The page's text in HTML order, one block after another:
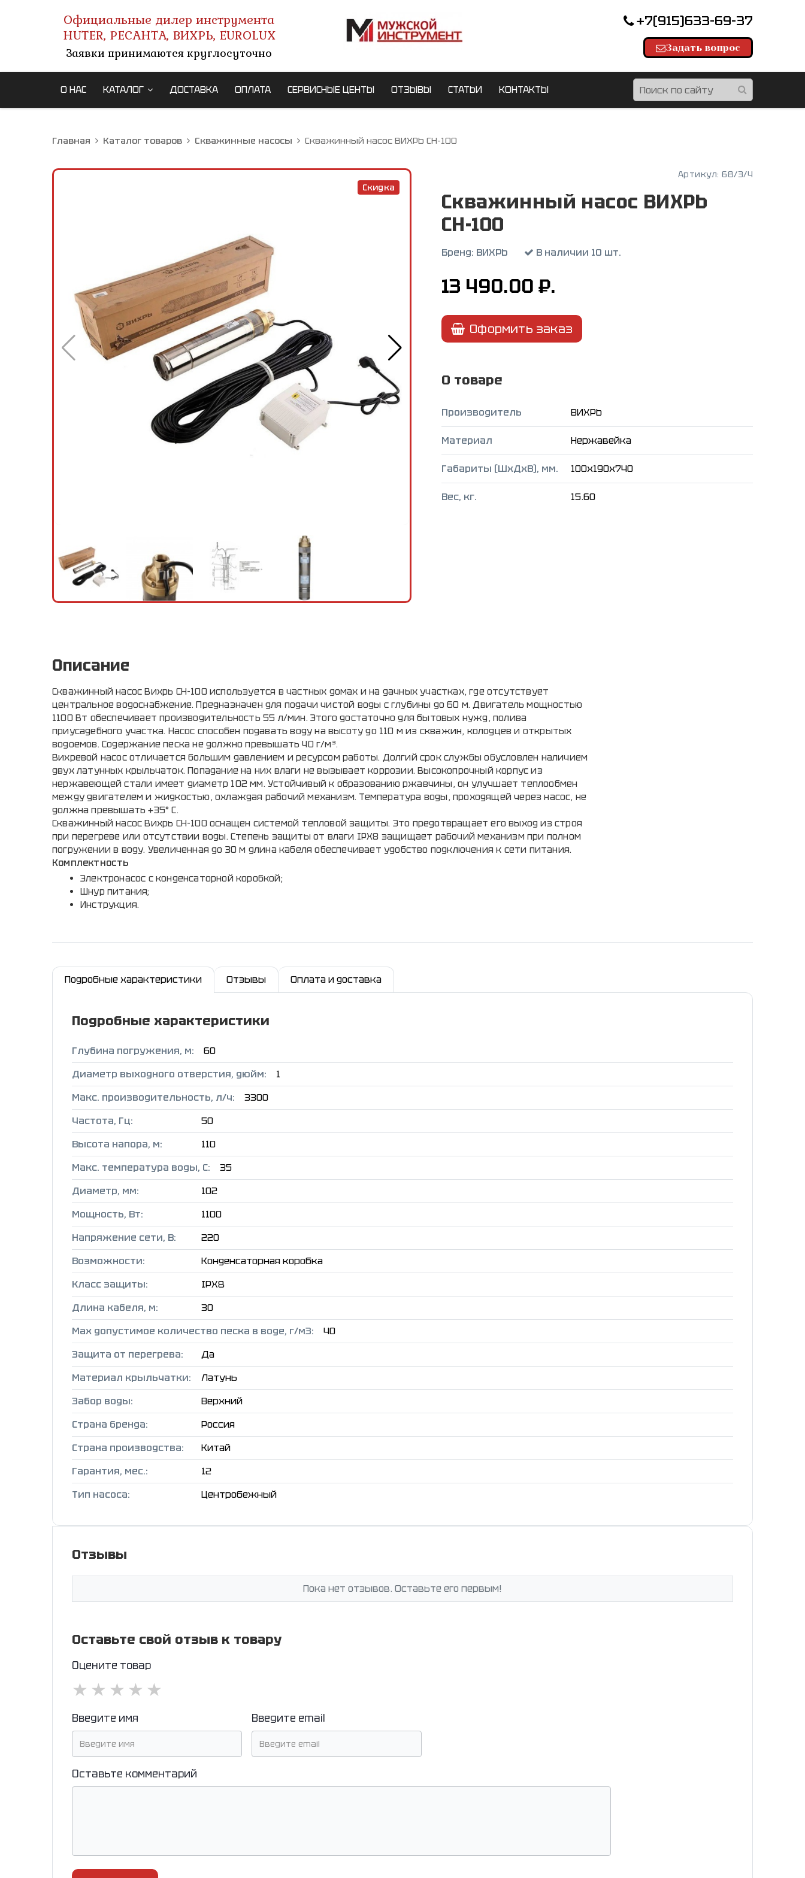
Официальные дилер инструмента
HUTER, РЕСАНТА, ВИХРЬ, EUROLUX
Заявки принимаются круглосуточно
+7(915)633-69-37
Задать вопрос
О НАС КАТАЛОГ ДОСТАВКА ОПЛАТА СЕРВИСНЫЕ ЦЕНТЫ ОТЗЫВЫ СТАТЬИ КОНТАКТЫ
Главная Каталог товаров Скважинные насосы Скважинный насос ВИХРЬ СН-100
Скидка
Артикул: 68/3/4
Скважинный насос ВИХРЬ
СН-100
Бренд: ВИХРЬ В наличии 10 шт.
13 490.00 ₽.
Оформить заказ
О товаре
Производитель ВИХРЬ
Материал Нержавейка
Габариты (ШxДxВ), мм. 100x190x740
Вес, кг. 15.60
Описание
Скважинный насос Вихрь СН-100 используется в частных домах и на дачных участках, где отсутствует
центральное водоснабжение. Предназначен для подачи чистой воды с глубины до 60 м. Двигатель мощностью
1100 Вт обеспечивает производительность 55 л/мин. Этого достаточно для бытовых нужд, полива
приусадебного участка. Насос способен подавать воду на высоту до 110 м из скважин, колодцев и открытых
водоемов. Содержание песка не должно превышать 40 г/м³.
Вихревой насос отличается большим давлением и ресурсом работы. Долгий срок службы обусловлен наличием
двух латунных крыльчаток. Попадание на них влаги не вызывает коррозии. Высокопрочный корпус из
нержавеющей стали имеет диаметр 102 мм. Устойчивый к образованию ржавчины, он улучшает теплообмен
между двигателем и жидкостью, охлаждая рабочий механизм. Температура воды, проходящей через насос, не
должна превышать +35° C.
Скважинный насос Вихрь СН-100 оснащен системой тепловой защиты. Это предотвращает его выход из строя
при перегреве или отсутствии воды. Степень защиты от влаги IPX8 защищает рабочий механизм при полном
погружении в воду. Увеличенная до 30 м длина кабеля обеспечивает удобство подключения к сети питания.
Комплектность
Электронасос с конденсаторной коробкой;
Шнур питания;
Инструкция.
Подробные характеристики Отзывы Оплата и доставка
Подробные характеристики
Глубина погружения, м:
60
Диаметр выходного отверстия, дюйм:
1
Макс. производительность, л/ч:
3300
Частота, Гц:
50
Высота напора, м:
110
Макс. температура воды, C:
35
Диаметр, мм:
102
Мощность, Вт:
1100
Напряжение сети, В:
220
Возможности:
Конденсаторная коробка
Класс защиты:
IPX8
Длина кабеля, м:
30
Max допустимое количество песка в воде, г/м3:
40
Защита от перегрева:
Да
Материал крыльчатки:
Латунь
Забор воды:
Верхний
Страна бренда:
Россия
Страна производства:
Китай
Гарантия, мес.:
12
Тип насоса:
Центробежный
Отзывы
Пока нет отзывов. Оставьте его первым!
Оставьте свой отзыв к товару
Оцените товар
★
★
★
★
★
Введите имя Введите email
Оставьте комментарий